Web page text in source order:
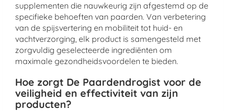
supplementen die nauwkeurig zijn afgestemd op de
specifieke behoeften van paarden. Van verbetering
van de spijsvertering en mobiliteit tot huid- en
vachtverzorging, elk product is samengesteld met
zorgvuldig geselecteerde ingrediënten om
maximale gezondheidsvoordelen te bieden.
Hoe zorgt De Paardendrogist voor de
veiligheid en effectiviteit van zijn
producten?